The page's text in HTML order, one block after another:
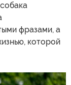
фразами, а
которой